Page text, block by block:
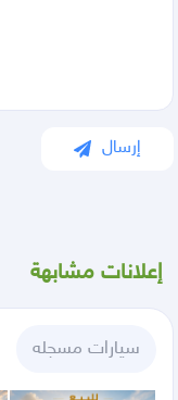
إعلانات مشابهة
إرسال
سيارات مسجله